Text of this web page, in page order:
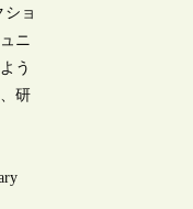
ショ
ニ
う
研